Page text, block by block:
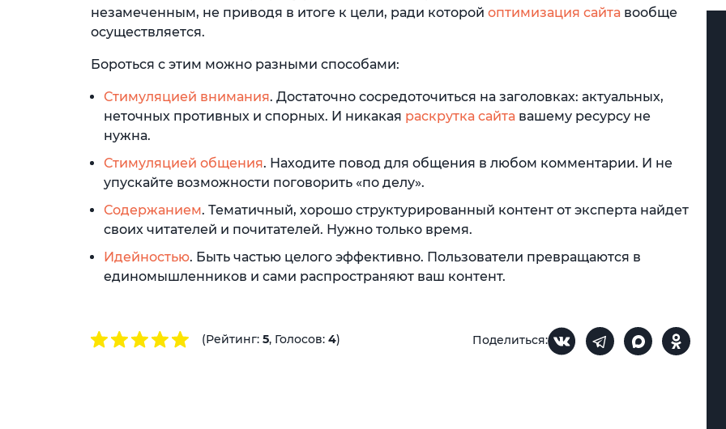
незамеченным, не приводя в итоге к цели, ради которой оптимизация сайта вообще
осуществляется.
Бороться с этим можно разными способами:
Стимуляцией внимания. Достаточно сосредоточиться на заголовках: актуальных,
неточных противных и спорных. И никакая раскрутка сайта вашему ресурсу не
нужна.
Стимуляцией общения. Находите повод для общения в любом комментарии. И не
упускайте возможности поговорить «по делу».
Содержанием. Тематичный, хорошо структурированный контент от эксперта найдет
своих читателей и почитателей. Нужно только время.
Идейностью. Быть частью целого эффективно. Пользователи превращаются в
единомышленников и сами распространяют ваш контент.
(Рейтинг: 5, Голосов: 4) Поделиться: